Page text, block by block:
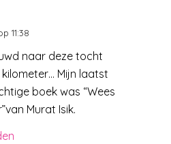
11:38
naar deze tocht
Mijn laatst
boek was “Wees
Murat Isik.